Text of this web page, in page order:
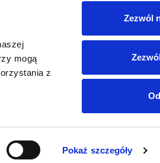
mogą
z
Pokaż szczegóły
Zezwól
Reklamacja
Do pobrania
Polityka